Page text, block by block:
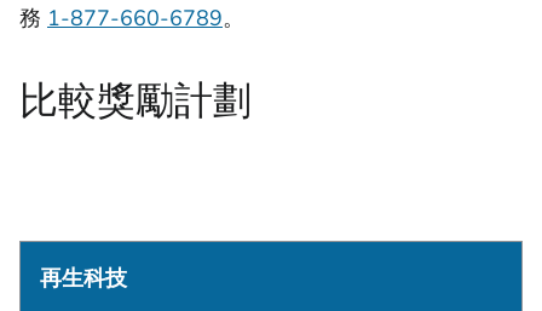
務 1-877-660-6789。
比較獎勵計劃
再生科技